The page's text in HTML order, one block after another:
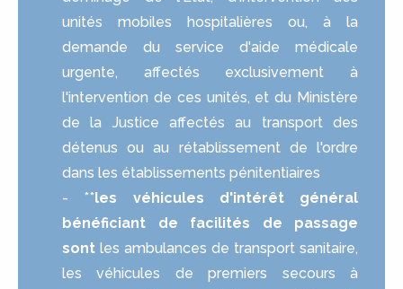
unités mobiles hospitalières ou, à la
demande du service d'aide médicale
urgente, affectés exclusivement à
l'intervention de ces unités, et du Ministère
de la Justice affectés au transport des
détenus ou au rétablissement de l'ordre
dans les établissements pénitentiaires
- **les véhicules d'intérêt général
bénéficiant de facilités de passage
sont les ambulances de transport sanitaire,
les véhicules de premiers secours à